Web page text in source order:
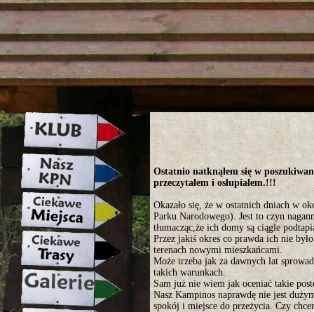
strona w naprawie zapraszamy
Ostatnio natknąłem się w
przeczytałem i osłupiałem.!!!
Okazało się, że w ostatnich dniach w
Parku Narodowego). Jest to czyn
tłumacząc,że ich domy są ciągle
Przez jakiś okres co prawda ich nie
terenach nowymi mieszkańcami.
Może trzeba jak za dawnych lat
takich warunkach.
Sam już nie wiem jak oceniać takie
Nasz Kampinos naprawdę nie jest
spokój i miejsce do przeżycia. Czy